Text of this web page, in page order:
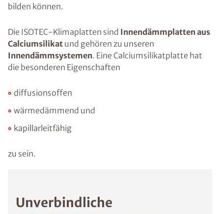
bilden können.
Die ISOTEC-Klimaplatten sind Innendämmplatten aus
Calciumsilikat und gehören zu unseren
Innendämmsystemen. Eine Calciumsilikatplatte hat
die besonderen Eigenschaften
diffusionsoffen
wärmedämmend und
kapillarleitfähig
zu sein.
Unverbindliche